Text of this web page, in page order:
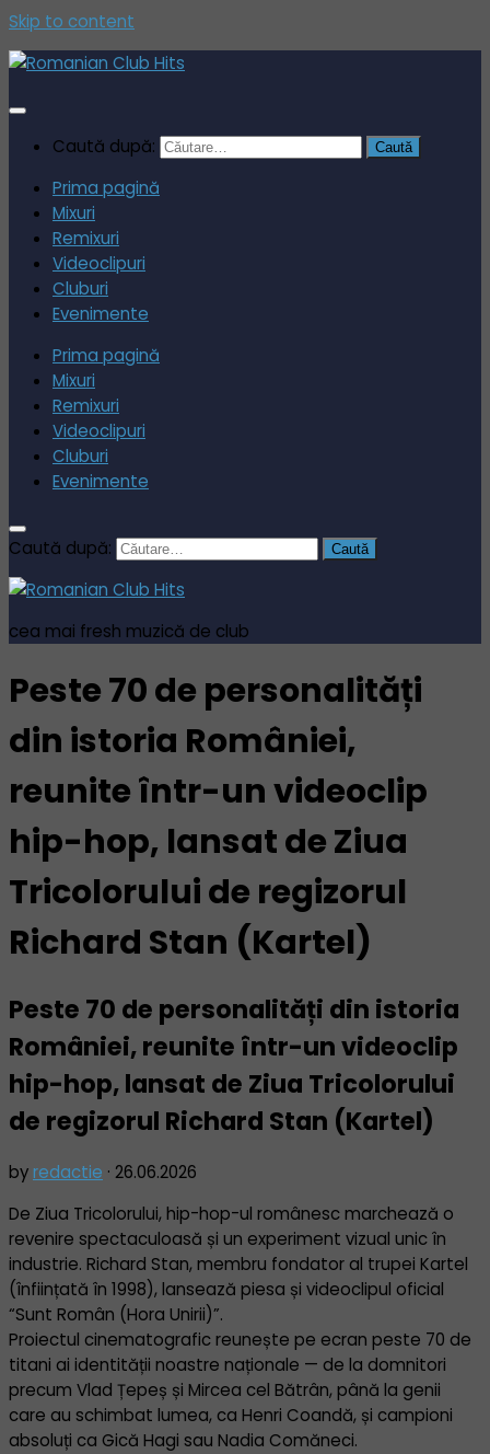
Skip to content
Caută după:
Prima pagină
Mixuri
Remixuri
Videoclipuri
Cluburi
Evenimente
Prima pagină
Mixuri
Remixuri
Videoclipuri
Cluburi
Evenimente
Caută după:
cea mai fresh muzică de club
Peste 70 de personalități
din istoria României,
reunite într-un videoclip
hip-hop, lansat de Ziua
Tricolorului de regizorul
Richard Stan (Kartel)
Peste 70 de personalități din istoria
României, reunite într-un videoclip
hip-hop, lansat de Ziua Tricolorului
de regizorul Richard Stan (Kartel)
byredactie · 26.06.2026
De Ziua Tricolorului, hip-hop-ul românesc marchează o
revenire spectaculoasă și un experiment vizual unic în
industrie. Richard Stan, membru fondator al trupei Kartel
(înființată în 1998), lansează piesa și videoclipul oficial
“Sunt Român (Hora Unirii)”.
Proiectul cinematografic reunește pe ecran peste 70 de
titani ai identității noastre naționale — de la domnitori
precum Vlad Țepeș și Mircea cel Bătrân, până la genii
care au schimbat lumea, ca Henri Coandă, și campioni
absoluți ca Gică Hagi sau Nadia Comăneci.